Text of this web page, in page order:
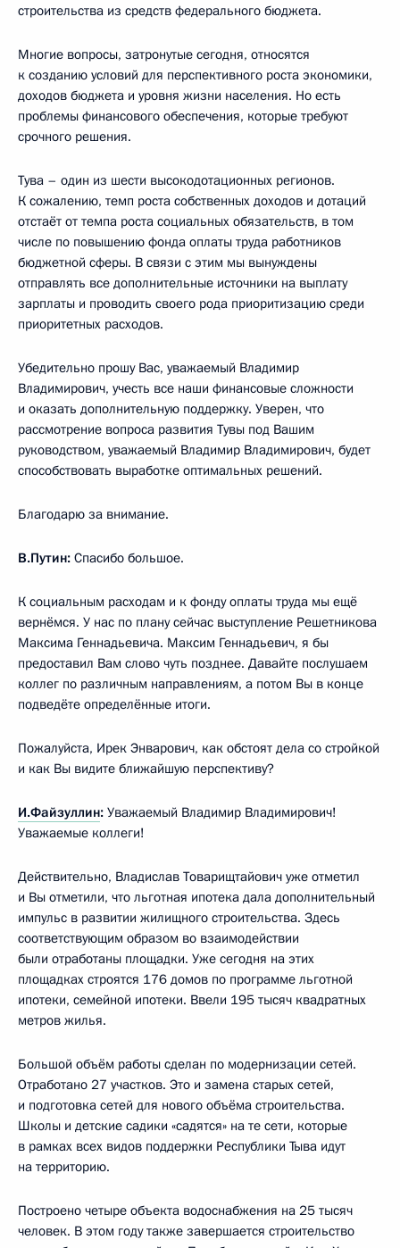
строительства из средств федерального бюджета.
Многие вопросы, затронутые сегодня, относятся
к созданию условий для перспективного роста экономики,
доходов бюджета и уровня жизни населения. Но есть
проблемы финансового обеспечения, которые требуют
срочного решения.
Тува – один из шести высокодотационных регионов.
К сожалению, темп роста собственных доходов и дотаций
отстаёт от темпа роста социальных обязательств, в том
числе по повышению фонда оплаты труда работников
бюджетной сферы. В связи с этим мы вынуждены
отправлять все дополнительные источники на выплату
зарплаты и проводить своего рода приоритизацию среди
приоритетных расходов.
Убедительно прошу Вас, уважаемый Владимир
Владимирович, учесть все наши финансовые сложности
и оказать дополнительную поддержку. Уверен, что
рассмотрение вопроса развития Тувы под Вашим
руководством, уважаемый Владимир Владимирович, будет
способствовать выработке оптимальных решений.
Благодарю за внимание.
В.Путин: Спасибо большое.
К социальным расходам и к фонду оплаты труда мы ещё
вернёмся. У нас по плану сейчас выступление Решетникова
Максима Геннадьевича. Максим Геннадьевич, я бы
предоставил Вам слово чуть позднее. Давайте послушаем
коллег по различным направлениям, а потом Вы в конце
подведёте определённые итоги.
Пожалуйста, Ирек Энварович, как обстоят дела со стройкой
и как Вы видите ближайшую перспективу?
И.Файзуллин: Уважаемый Владимир Владимирович!
Уважаемые коллеги!
Действительно, Владислав Товарищтайович уже отметил
и Вы отметили, что льготная ипотека дала дополнительный
импульс в развитии жилищного строительства. Здесь
соответствующим образом во взаимодействии
были отработаны площадки. Уже сегодня на этих
площадках строятся 176 домов по программе льготной
ипотеки, семейной ипотеки. Ввели 195 тысяч квадратных
метров жилья.
Большой объём работы сделан по модернизации сетей.
Отработано 27 участков. Это и замена старых сетей,
и подготовка сетей для нового объёма строительства.
Школы и детские садики «садятся» на те сети, которые
в рамках всех видов поддержки Республики Тыва идут
на территорию.
Построено четыре объекта водоснабжения на 25 тысяч
человек. В этом году также завершается строительство